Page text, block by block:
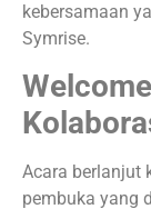
kebersamaan
Symrise.
Acara berlanjut
pembuka yang